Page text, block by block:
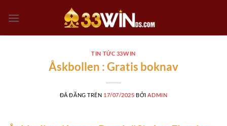
đến
TIN TỨC 33WIN
Åskbollen : Gratis boknav
ĐÃ ĐĂNG TRÊN 17/07/2025 BỞI ADMIN